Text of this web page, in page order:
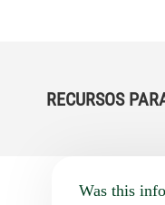
RECURSOS
Was this